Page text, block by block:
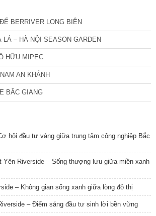
BERRIVER LONG BIÊN
LÁ – HÀ NỘI SEASON GARDEN
HỮU MIPEC
AN KHÁNH
BẮC GIANG
hội đầu tư vàng giữa trung tâm công nghiệp Bắc
Yên Riverside – Sống thượng lưu giữa miền xanh
– Không gian sống xanh giữa lòng đô thị
– Điểm sáng đầu tư sinh lời bền vững